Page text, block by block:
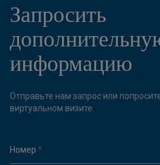
Запросить
информацию
Отправьте нам запрос или
виртуальном визите.
Номер *